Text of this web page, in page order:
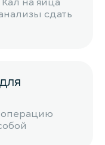
сдать
операцию